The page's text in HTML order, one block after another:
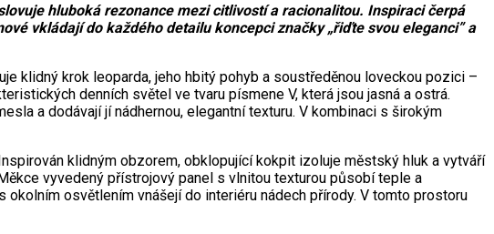
hluboká rezonance mezi citlivostí a racionalitou. Inspiraci čerpá
vkládají do každého detailu koncepci značky „řiďte svou eleganci” a
klidný krok leoparda, jeho hbitý pohyb a soustředěnou loveckou pozici –
denních světel ve tvaru písmene V, která jsou jasná a ostrá.
a dodávají jí nádhernou, elegantní texturu. V kombinaci s širokým
klidným obzorem, obklopující kokpit izoluje městský hluk a vytváří
vyvedený přístrojový panel s vlnitou texturou působí teple a
osvětlením vnášejí do interiéru nádech přírody. V tomto prostoru